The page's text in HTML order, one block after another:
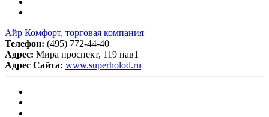
Айр Комфорт, торговая компания
Телефон: (495) 772-44-40
Адрес: Мира проспект, 119 пав1
Адрес Сайта: www.superholod.ru